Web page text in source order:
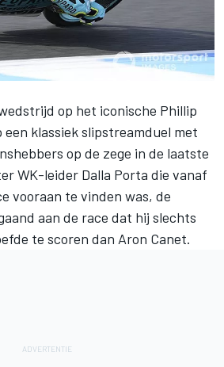
op het iconische Phillip
klassiek slipstreamduel met
op de zege in de laatste
WK-leider Dalla Porta die vanaf
vooraan te vinden was, de
aan de race dat hij slechts
te scoren dan Aron Canet.